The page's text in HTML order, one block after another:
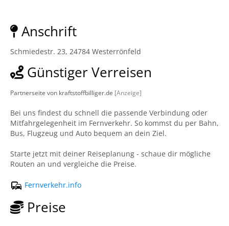
Anschrift
Schmiedestr. 23, 24784 Westerrönfeld
Günstiger Verreisen
Partnerseite von kraftstoffbilliger.de [Anzeige]
Bei uns findest du schnell die passende Verbindung oder
Mitfahrgelegenheit im Fernverkehr. So kommst du per Bahn,
Bus, Flugzeug und Auto bequem an dein Ziel.
Starte jetzt mit deiner Reiseplanung - schaue dir mögliche
Routen an und vergleiche die Preise.
Fernverkehr.info
Preise